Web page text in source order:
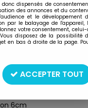
DES
D'ANGMAR
6cm
dispensés de
des annonces et du
et le développement
par le balayage de l'appareil,
votre consentement, celui-
disposez de la possibilité
en bas à droite de la page.
ACCEPTER TOUT